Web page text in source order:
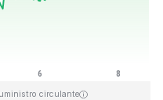
circulante